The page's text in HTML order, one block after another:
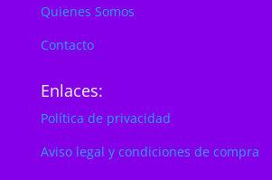
Quienes Somos
Contacto
Enlaces:
Política de privacidad
Aviso legal y condiciones de compra